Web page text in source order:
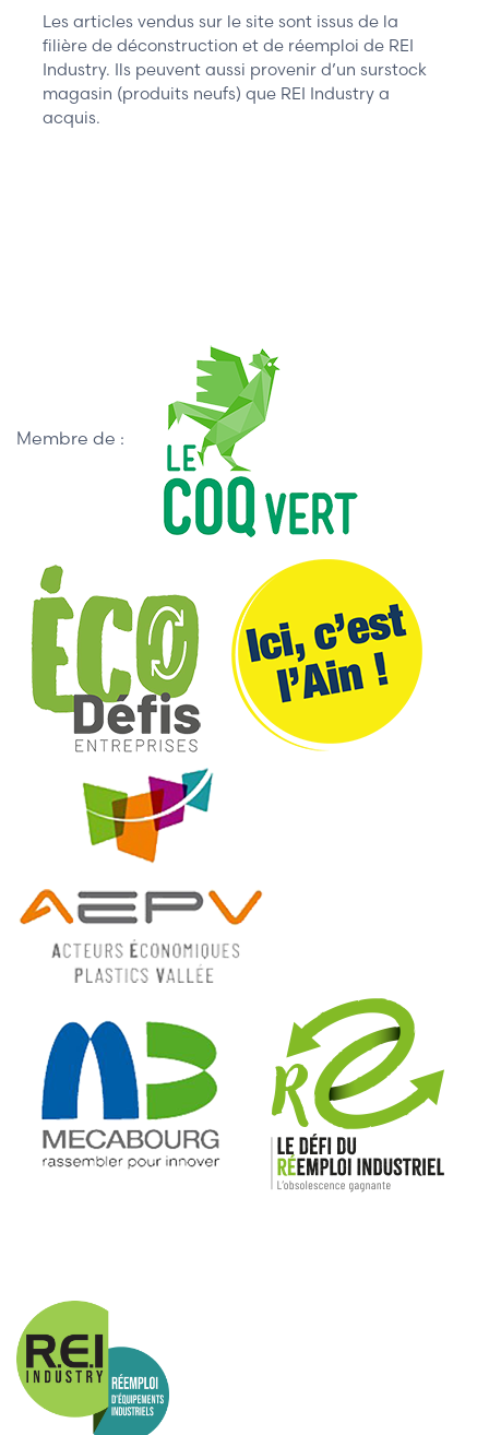
Les articles vendus sur le site sont issus de la
filière de déconstruction et de réemploi de REI
Industry. Ils peuvent aussi provenir d’un surstock
magasin (produits neufs) que REI Industry a
acquis.
Membre de :